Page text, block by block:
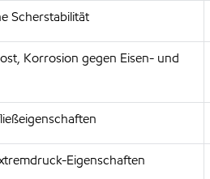
Scherstabilität
Korrosion gegen Eisen- und
Eigenschaften